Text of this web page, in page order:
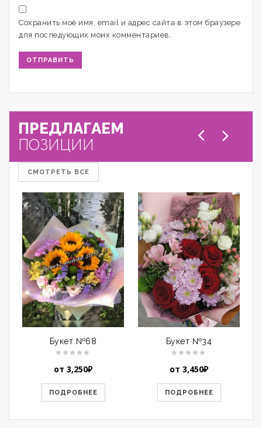
Сохранить моё имя, email и адрес сайта в этом браузере
для последующих моих комментариев.
ПРЕДЛАГАЕМ
ПОЗИЦИИ
СМОТРЕТЬ ВСЕ
Букет №68
от 3,250₽
ПОДРОБНЕЕ
Букет №34
от 3,450₽
ПОДРОБНЕЕ